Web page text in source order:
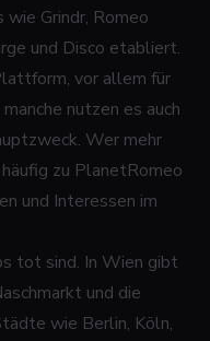
wie Grindr, Romeo
und Disco etabliert.
vor allem für
nutzen es auch
Wer mehr
zu PlanetRomeo
und Interessen im
tot sind. In Wien gibt
und die
wie Berlin, Köln,